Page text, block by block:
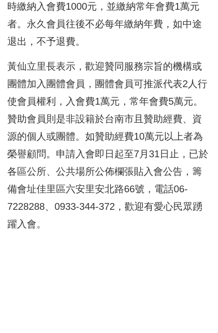
時繳納入會費1000元，並繳納常年會費1萬元
者。永久會員往後不必每年繳納年費，如中途
退出，不予退費。
黃仙立里長表示，歡迎贊同服務宗旨的機構或
團體加入團體會員，團體會員可推派代表2人行
使會員權利，入會費1萬元，常年會費5萬元。
贊助會員則是非設籍於台南市且贊助經費、資
源的個人或團體。如贊助經費10萬元以上者為
榮譽顧問。申請入會即日起至7月31日止，已於
各區公所、公共場所公佈欄張貼入會公告，籌
備會址佳里區六安里安北路66號，電話06-
7228288、0933-344-372，歡迎有愛心民眾踴
躍入會。